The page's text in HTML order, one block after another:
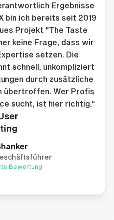
Ergebnisse
bin ich bereits seit 2019
Projekt "The Taste
keine Frage, dass wir
setzen. Die
schnell, unkompliziert
durch zusätzliche
übertroffen. Wer Profis
sucht, ist hier richtig.“
Bewertung